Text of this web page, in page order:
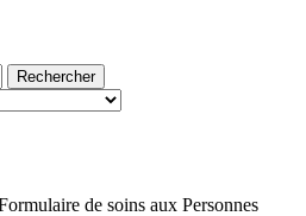
de soins aux Personnes